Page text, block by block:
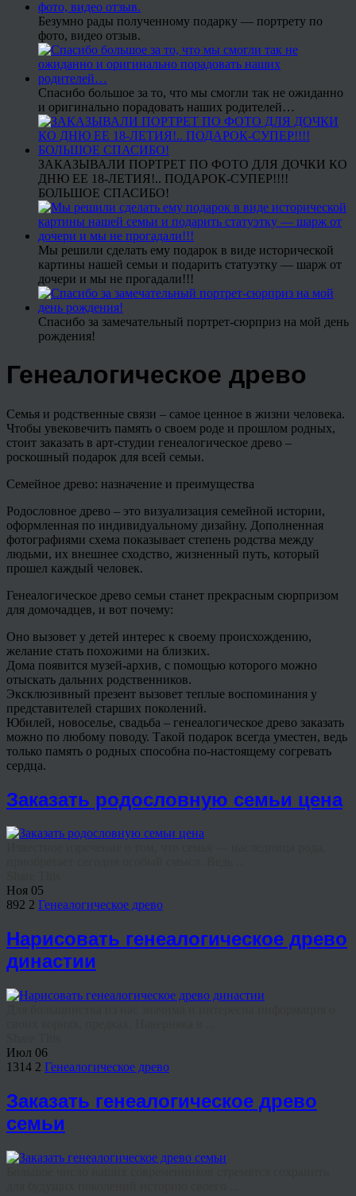
Безумно рады полученному подарку — портрету по
фото, видео отзыв.
Спасибо большое за то, что мы смогли так не ожиданно
и оригинально порадовать наших родителей…
ЗАКАЗЫВАЛИ ПОРТРЕТ ПО ФОТО ДЛЯ ДОЧКИ КО
ДНЮ ЕЕ 18-ЛЕТИЯ!.. ПОДАРОК-СУПЕР!!!!
БОЛЬШОЕ СПАСИБО!
Мы решили сделать ему подарок в виде исторической
картины нашей семьи и подарить статуэтку — шарж от
дочери и мы не прогадали!!!
Спасибо за замечательный портрет-сюрприз на мой день
рождения!
Генеалогическое древо
Семья и родственные связи – самое ценное в жизни человека.
Чтобы увековечить память о своем роде и прошлом родных,
стоит заказать в арт-студии генеалогическое древо –
роскошный подарок для всей семьи.
Семейное древо: назначение и преимущества
Родословное древо – это визуализация семейной истории,
оформленная по индивидуальному дизайну. Дополненная
фотографиями схема показывает степень родства между
людьми, их внешнее сходство, жизненный путь, который
прошел каждый человек.
Генеалогическое древо семьи станет прекрасным сюрпризом
для домочадцев, и вот почему:
Оно вызовет у детей интерес к своему происхождению,
желание стать похожими на близких.
Дома появится музей-архив, с помощью которого можно
отыскать дальних родственников.
Эксклюзивный презент вызовет теплые воспоминания у
представителей старших поколений.
Юбилей, новоселье, свадьба – генеалогическое древо заказать
можно по любому поводу. Такой подарок всегда уместен, ведь
только память о родных способна по-настоящему согревать
сердца.
Заказать родословную семьи цена
Ноя 05
892 2 Генеалогическое древо
Нарисовать генеалогическое древо
династии
Июл 06
1314 2 Генеалогическое древо
Заказать генеалогическое древо
семьи